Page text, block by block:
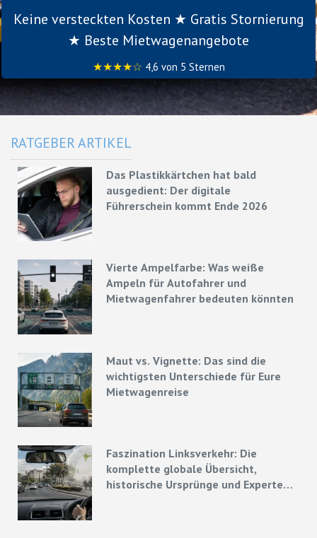
Keine versteckten Kosten ★ Gratis Stornierung
★ Beste Mietwagenangebote
★★★★☆ 4,6 von 5 Sternen
RATGEBER ARTIKEL
Das Plastikkärtchen hat bald
ausgedient: Der digitale
Führerschein kommt Ende 2026
Vierte Ampelfarbe: Was weiße
Ampeln für Autofahrer und
Mietwagenfahrer bedeuten könnten
Maut vs. Vignette: Das sind die
wichtigsten Unterschiede für Eure
Mietwagenreise
Faszination Linksverkehr: Die
komplette globale Übersicht,
historische Ursprünge und Experten-